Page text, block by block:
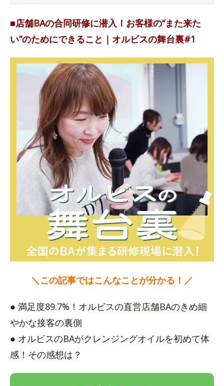
■店舗BAの合同研修に潜入！お客様の“また来た
い”のためにできること｜オルビスの舞台裏#1
＼この記事ではこんなことが分かる！／
● 満足度89.7%！オルビスの直営店舗BAのきめ細
やかな接客の裏側
● オルビスのBAがクレンジングオイルを初めて体
感！その感想は？